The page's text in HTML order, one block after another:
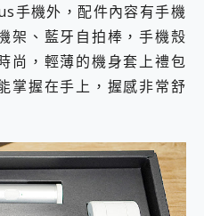
手機外，配件內容有手機
架、藍牙自拍棒，手機殼
尚，輕薄的機身套上禮包
掌握在手上，握感非常舒